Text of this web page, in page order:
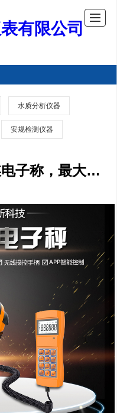
有限公司
水质分析仪器
安规检测仪器
精创LMC-210无线冷媒电子称，最大称重150KG